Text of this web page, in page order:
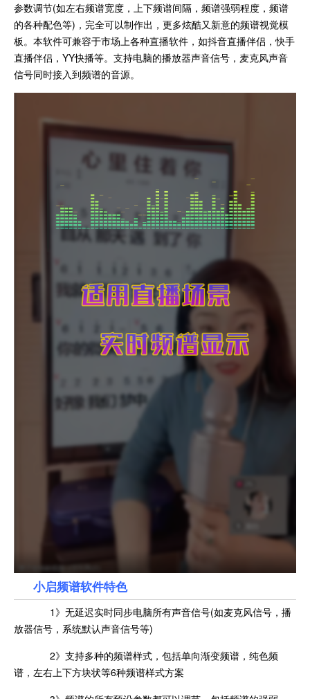
参数调节(如左右频谱宽度，上下频谱间隔，频谱强弱程度，频谱
的各种配色等)，完全可以制作出，更多炫酷又新意的频谱视觉模
板。本软件可兼容于市场上各种直播软件，如抖音直播伴侣，快手
直播伴侣，YY快播等。支持电脑的播放器声音信号，麦克风声音
信号同时接入到频谱的音源。
小启频谱软件特色
1》无延迟实时同步电脑所有声音信号(如麦克风信号，播
放器信号，系统默认声音信号等)
2》支持多种的频谱样式，包括单向渐变频谱，纯色频
谱，左右上下方块状等6种频谱样式方案